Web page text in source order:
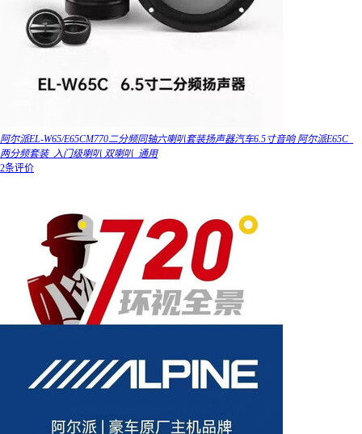
阿尔派EL-W65/E65CM770二分频同轴六喇叭套装扬声器汽车6.5寸音响 阿尔派E65C_
两分频套装_入门级喇叭 双喇叭_通用
2条评价